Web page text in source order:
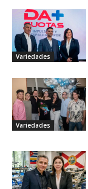
Variedades
Variedades